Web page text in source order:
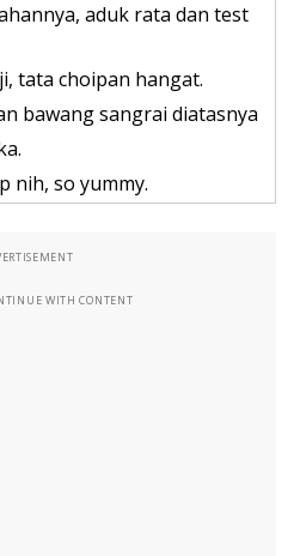
aduk rata dan test
tata choipan hangat.
bawang sangrai diatasnya
nih, so yummy.
WITH CONTENT